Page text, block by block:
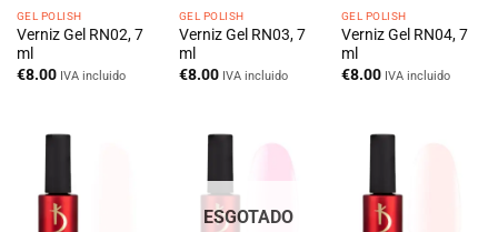
GEL POLISH
Verniz Gel RN02, 7
ml
€8.00 IVA incluido
GEL POLISH
Verniz Gel RN03, 7
ml
€8.00 IVA incluido
GEL POLISH
Verniz Gel RN04, 7
ml
€8.00 IVA incluido
ESGOTADO